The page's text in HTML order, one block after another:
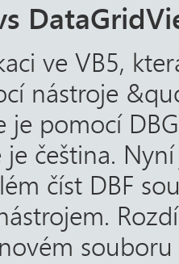
ve VB5,
nástroje
je pomocí
čeština.
číst DBF
souboru